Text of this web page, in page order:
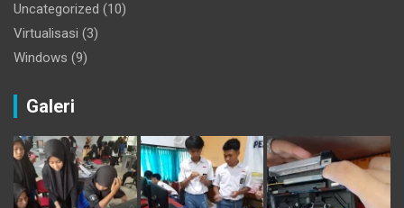
Uncategorized (10)
Virtualisasi (3)
Windows (9)
Galeri